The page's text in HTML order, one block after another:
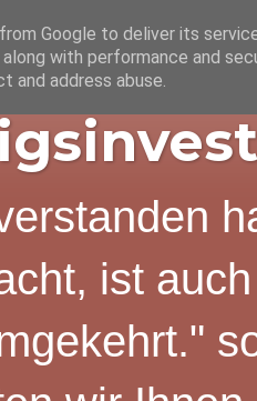
ist
Google to deliver its
along with performance and
and address abuse.